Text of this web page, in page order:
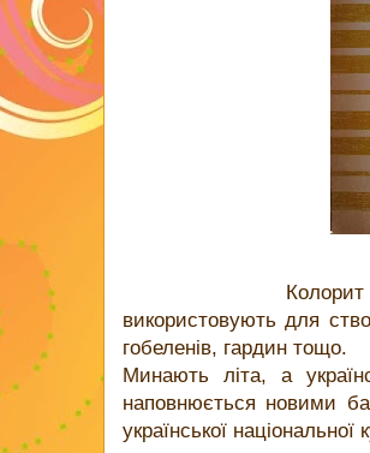
Колорит та
використовують для
гобеленів, гардин тощо.
Минають літа, а
наповнюється новими
української національної